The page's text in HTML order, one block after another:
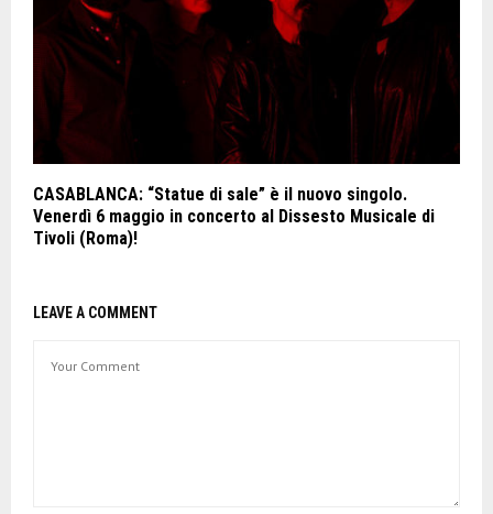
CASABLANCA: “Statue di sale” è il nuovo singolo.
Venerdì 6 maggio in concerto al Dissesto Musicale di
Tivoli (Roma)!
LEAVE A COMMENT